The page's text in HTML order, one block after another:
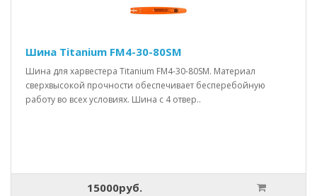
Шина Titanium FM4-30-80SM
Шина для харвестера Titanium FM4-30-80SM. Материал
сверхвысокой прочности обеспечивает бесперебойную
работу во всех условиях. Шина с 4 отвер..
15000руб.